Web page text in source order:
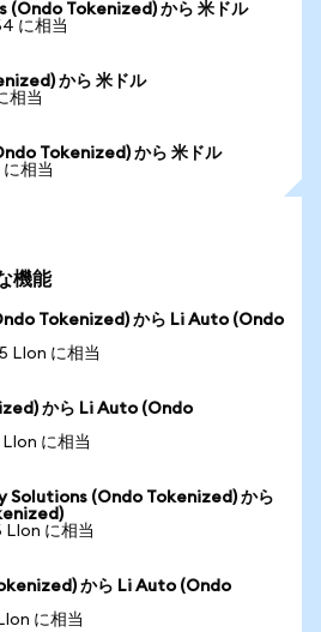
(Ondo Tokenized) から 米ドル
に相当
から 米ドル
相当
Tokenized) から 米ドル
に相当
機能
Tokenized) から Li Auto (Ondo
LIon に相当
から Li Auto (Ondo
に相当
Solutions (Ondo Tokenized) から
LIon に相当
から Li Auto (Ondo
に相当